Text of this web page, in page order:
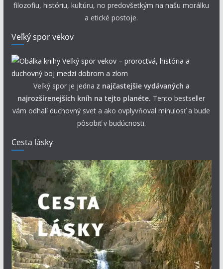
filozofiu, históriu, kultúru, no predovšetkým na našu morálku
a etické postoje.
Veľký spor vekov
Veľký spor je jedna z najčastejšie vydávaných a
najrozšírenejších kníh na tejto planéte. Tento bestseller
vám odhalí duchovný svet a ako ovplyvňoval minulosť a bude
pôsobiť v budúcnosti.
Cesta lásky